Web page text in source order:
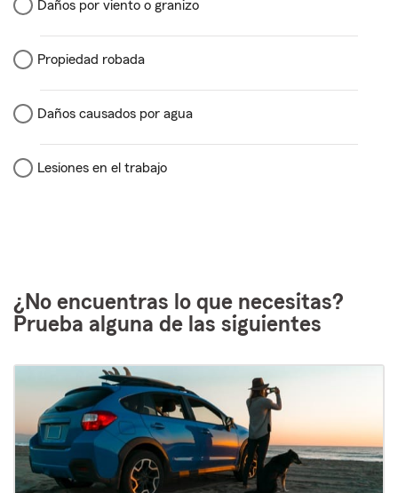
Daños por viento o granizo
Propiedad robada
Daños causados por agua
Lesiones en el trabajo
¿No encuentras lo que necesitas?
Prueba alguna de las siguientes